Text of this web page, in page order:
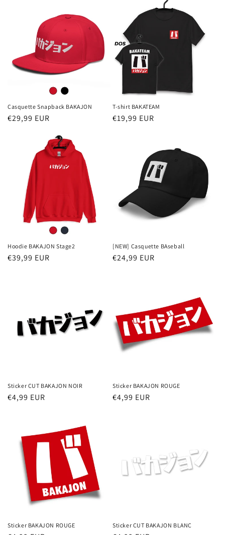
Casquette Snapback BAKAJON
Prix
€29,99 EUR
T-shirt BAKATEAM
Prix
€19,99 EUR
Hoodie BAKAJON Stage2
Prix
€39,99 EUR
[NEW] Casquette BAseball
Prix
€24,99 EUR
Sticker CUT BAKAJON NOIR
Prix
€4,99 EUR
Sticker BAKAJON ROUGE
Prix
€4,99 EUR
Sticker BAKAJON ROUGE Sticker CUT BAKAJON BLANC